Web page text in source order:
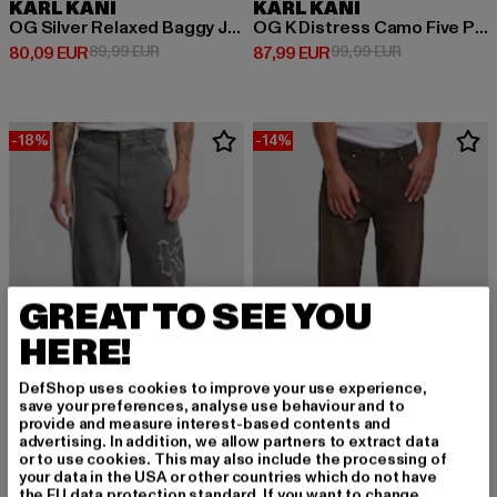
KARL KANI
OG Silver Relaxed Baggy Jeans
80,09 EUR
Derzeitiger Preis: 80,09 EUR
89,99 EURAktionspreis: 89,99 EUR
KARL KANI
OG K Distress Camo Five Pocket Denim
87,99 EUR
Derzeitiger Preis: 87,99 EUR
99,99 EURAktionspreis:
-18%
KARL KANI
Patch Five Pocket Denim Vintage
99,99 EURAktionspreis: 99,99 EUR
-14%
KARL KANI
GREAT TO SEE YOU
HERE!
DefShop uses cookies to improve your use experience,
save your preferences, analyse use behaviour and to
provide and measure interest-based contents and
advertising. In addition, we allow partners to extract data
or to use cookies. This may also include the processing of
your data in the USA or other countries which do not have